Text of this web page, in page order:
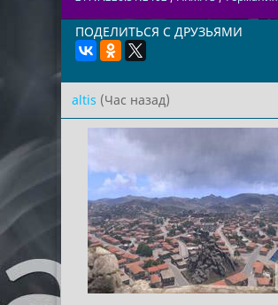
ПОДЕЛИТЬСЯ С ДРУЗЬЯМИ
altis (Час назад)